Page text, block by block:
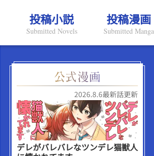
投稿小説
Submitted Novels
投稿漫画
Submitted Manga
2026.8.6最新話更新
デレがバレバレなツンデレ猫獣人